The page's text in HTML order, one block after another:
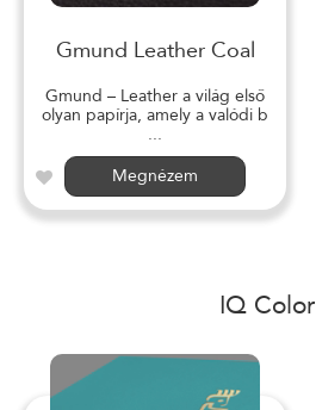
Gmund Leather Coal
Gmund – Leather a világ első
olyan papírja, amely a valódi b
...
Megnézem
IQ Color